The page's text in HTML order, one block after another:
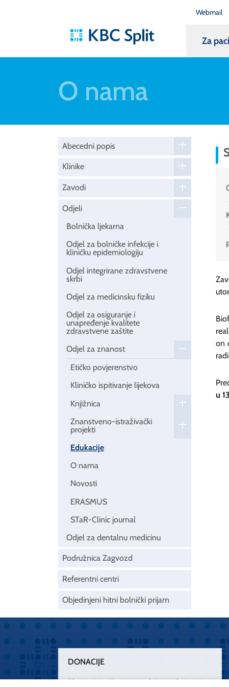
Webmail
Za
O nama
Abecedni popis
Klinike
Zavodi
Odjeli
Bolnička ljekarna
Odjel za bolničke infekcije i
kliničku epidemiologiju
Odjel integrirane zdravstvene
skrbi
Odjel za medicinsku fiziku
Odjel za osiguranje i
unapređenje kvalitete
zdravstvene zaštite
Odjel za znanost
Etičko povjerenstvo
Kliničko ispitivanje lijekova
Knjižnica
Znanstveno-istraživački
projekti
Edukacije
O nama
Novosti
ERASMUS
STaR-Clinic journal
Odjel za dentalnu medicinu
Podružnica Zagvozd
Referentni centri
Objedinjeni hitni bolnički prijam
on
u
DONACIJE
Plemenitim činom nesebičnog darivanja